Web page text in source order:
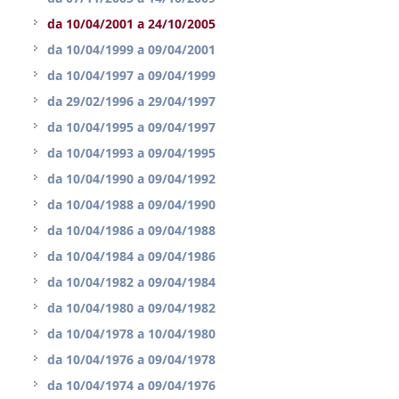
da 10/04/2001 a 24/10/2005
da 10/04/1999 a 09/04/2001
da 10/04/1997 a 09/04/1999
da 29/02/1996 a 29/04/1997
da 10/04/1995 a 09/04/1997
da 10/04/1993 a 09/04/1995
da 10/04/1990 a 09/04/1992
da 10/04/1988 a 09/04/1990
da 10/04/1986 a 09/04/1988
da 10/04/1984 a 09/04/1986
da 10/04/1982 a 09/04/1984
da 10/04/1980 a 09/04/1982
da 10/04/1978 a 10/04/1980
da 10/04/1976 a 09/04/1978
da 10/04/1974 a 09/04/1976